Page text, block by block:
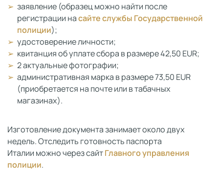
заявление (образец можно найти после
регистрации насайте службы Государственной
полиции);
удостоверение личности;
квитанция об уплате сбора в размере 42,50 EUR;
2 актуальные фотографии;
административная марка в размере 73,50 EUR
(приобретается на почте или в табачных
магазинах).
Изготовление документа занимает около двух
недель. Отследить готовность паспорта
Италии можно через сайтГлавного управления
полиции.